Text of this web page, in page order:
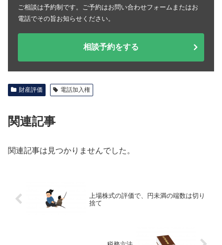
ご相談は予約制です。ご予約はお問い合わせフォームまたはお
電話でその旨お知らせください。
相談予約をする
財産評価 電話加入権
関連記事
関連記事は見つかりませんでした。
上場株式の評価で、円未満の端数は切り
捨て